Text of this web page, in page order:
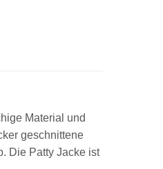
Material und
geschnittene
Die Patty Jacke ist